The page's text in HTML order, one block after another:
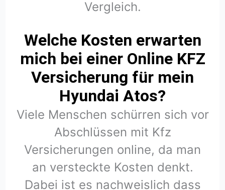
Vergleich.
Welche Kosten erwarten
mich bei einer Online KFZ
Versicherung für mein
Hyundai Atos?
Viele Menschen schürren sich vor
Abschlüssen mit Kfz
Versicherungen online, da man
an versteckte Kosten denkt.
Dabei ist es nachweislich dass